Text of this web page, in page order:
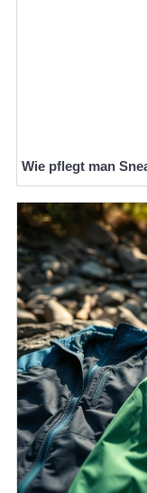
Wie pflegt man